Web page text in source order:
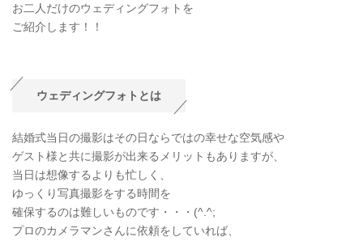
お二人だけのウェディングフォトを
ご紹介します！！
ウェディングフォトとは
結婚式当日の撮影はその日ならではの幸せな空気感や
ゲスト様と共に撮影が出来るメリットもありますが、
当日は想像するよりも忙しく、
ゆっくり写真撮影をする時間を
確保するのは難しいものです・・・(^.^;
プロのカメラマンさんに依頼をしていれば、